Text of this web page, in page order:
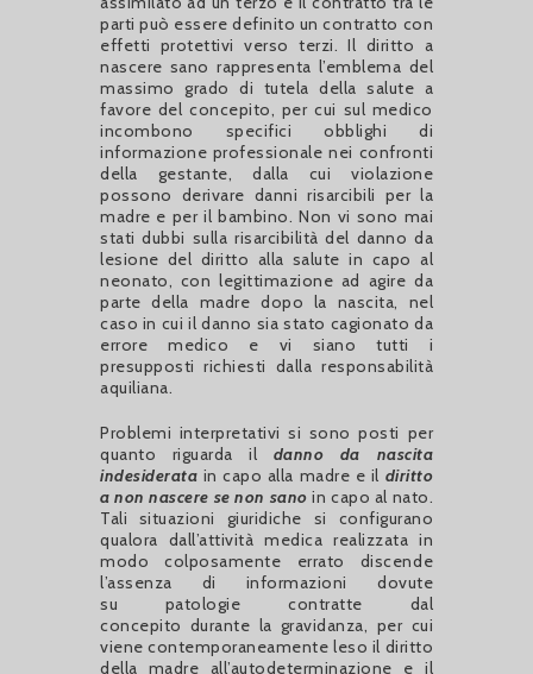
parti può essere definito un contratto con
effetti protettivi verso terzi. Il diritto a
nascere sano rappresenta l’emblema del
massimo grado di tutela della salute a
favore del concepito, per cui sul medico
incombono specifici obblighi di
informazione professionale nei confronti
della gestante, dalla cui violazione
possono derivare danni risarcibili per la
madre e per il bambino. Non vi sono mai
stati dubbi sulla risarcibilità del danno da
lesione del diritto alla salute in capo al
neonato, con legittimazione ad agire da
parte della madre dopo la nascita, nel
caso in cui il danno sia stato cagionato da
errore medico e vi siano tutti i
presupposti richiesti dalla responsabilità
aquiliana.
Problemi interpretativi si sono posti per
quanto riguarda il danno da nascita
indesiderata in capo alla madre e il diritto
a non nascere se non sano in capo al nato.
Tali situazioni giuridiche si configurano
qualora dall’attività medica realizzata in
modo colposamente errato discende
l’assenza di informazioni dovute
su patologie contratte dal
concepito durante la gravidanza, per cui
viene contemporaneamente leso il diritto
della madre all’autodeterminazione e il